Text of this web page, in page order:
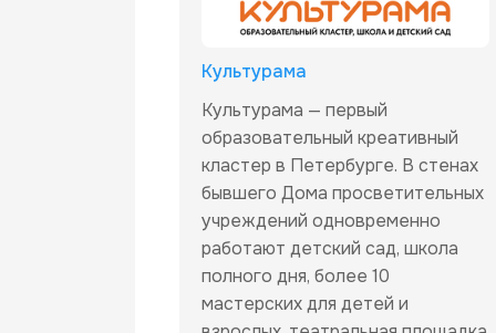
Культурама
Культурама — первый
образовательный креативный
кластер в Петербурге. В стенах
бывшего Дома просветительных
учреждений одновременно
работают детский сад, школа
полного дня, более 10
мастерских для детей и